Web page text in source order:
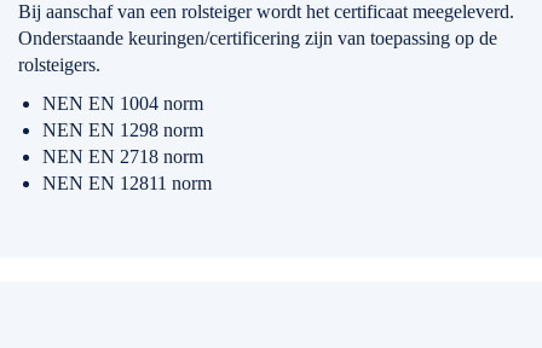
Bij aanschaf van een rolsteiger wordt het certificaat meegeleverd.
Onderstaande keuringen/certificering zijn van toepassing op de
rolsteigers.
NEN EN 1004 norm
NEN EN 1298 norm
NEN EN 2718 norm
NEN EN 12811 norm